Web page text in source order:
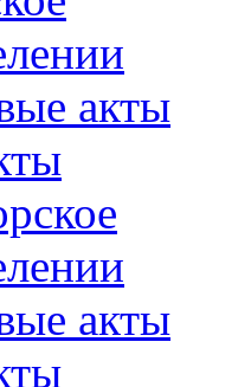
акты
акты